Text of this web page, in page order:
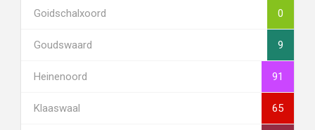
Goidschalxoord 0
Goudswaard 9
Heinenoord 91
Klaaswaal 65